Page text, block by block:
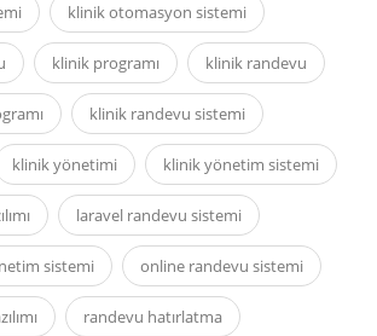
klinik otomasyon sistemi
klinik programı klinik randevu
klinik randevu sistemi
klinik yönetimi klinik yönetim sistemi
laravel randevu sistemi
sistemi online randevu sistemi
randevu hatırlatma